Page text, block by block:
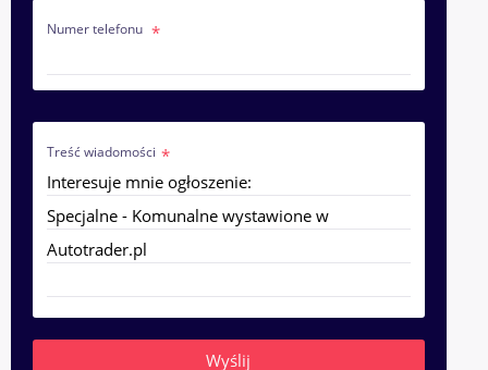
Numer telefonu
Treść wiadomości